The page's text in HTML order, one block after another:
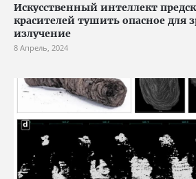
Искусственный интеллект
красителей тушить опасное для
излучение
8 Апрель, 2024